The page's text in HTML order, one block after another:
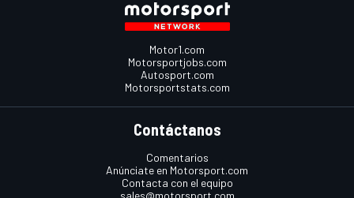
Motor1.com
Motorsportjobs.com
Autosport.com
Motorsportstats.com
Contáctanos
Comentarios
Anúnciate en Motorsport.com
Contacta con el equipo
sales@motorsport.com